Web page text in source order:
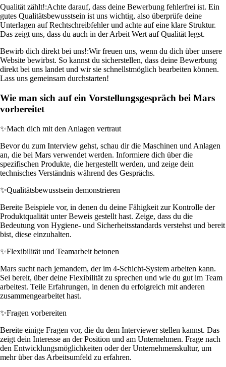
Qualität zählt!:Achte darauf, dass deine Bewerbung fehlerfrei ist. Ein
gutes Qualitätsbewusstsein ist uns wichtig, also überprüfe deine
Unterlagen auf Rechtschreibfehler und achte auf eine klare Struktur.
Das zeigt uns, dass du auch in der Arbeit Wert auf Qualität legst.
Bewirb dich direkt bei uns!:Wir freuen uns, wenn du dich über unsere
Website bewirbst. So kannst du sicherstellen, dass deine Bewerbung
direkt bei uns landet und wir sie schnellstmöglich bearbeiten können.
Lass uns gemeinsam durchstarten!
Wie man sich auf ein Vorstellungsgespräch bei Mars
vorbereitet
✨Mach dich mit den Anlagen vertraut
Bevor du zum Interview gehst, schau dir die Maschinen und Anlagen
an, die bei Mars verwendet werden. Informiere dich über die
spezifischen Produkte, die hergestellt werden, und zeige dein
technisches Verständnis während des Gesprächs.
✨Qualitätsbewusstsein demonstrieren
Bereite Beispiele vor, in denen du deine Fähigkeit zur Kontrolle der
Produktqualität unter Beweis gestellt hast. Zeige, dass du die
Bedeutung von Hygiene- und Sicherheitsstandards verstehst und bereit
bist, diese einzuhalten.
✨Flexibilität und Teamarbeit betonen
Mars sucht nach jemandem, der im 4-Schicht-System arbeiten kann.
Sei bereit, über deine Flexibilität zu sprechen und wie du gut im Team
arbeitest. Teile Erfahrungen, in denen du erfolgreich mit anderen
zusammengearbeitet hast.
✨Fragen vorbereiten
Bereite einige Fragen vor, die du dem Interviewer stellen kannst. Das
zeigt dein Interesse an der Position und am Unternehmen. Frage nach
den Entwicklungsmöglichkeiten oder der Unternehmenskultur, um
mehr über das Arbeitsumfeld zu erfahren.